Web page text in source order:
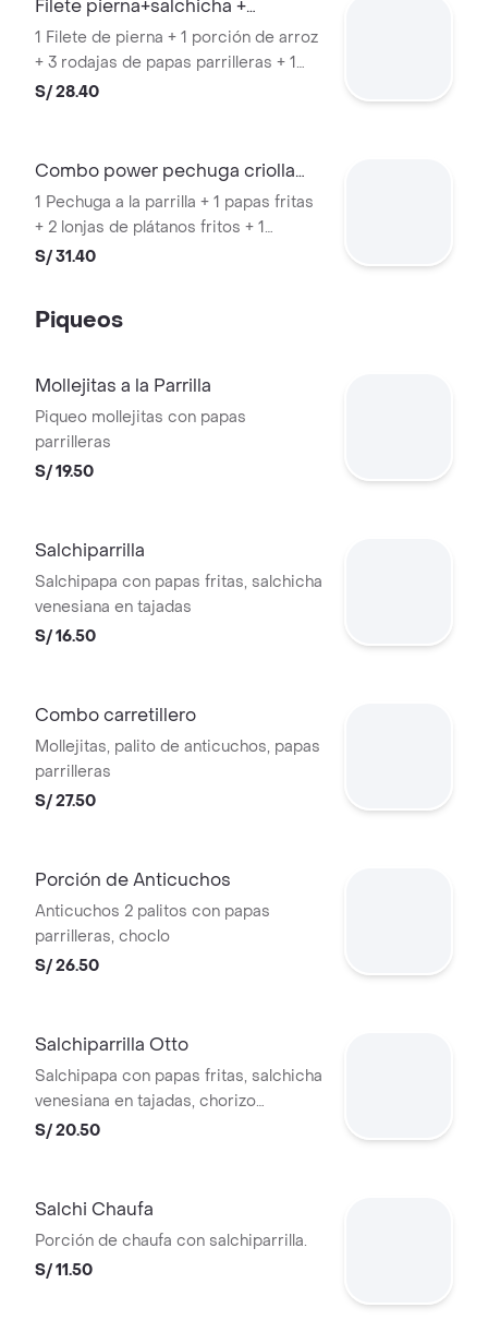
Filete pierna+salchicha +
ccola500ml
1 Filete de pierna + 1 porción de arroz
+ 3 rodajas de papas parrilleras + 1
salchicha vienesa. + gaseosa
S/ 28.40
Combo power pechuga criolla
+coca cola
1 Pechuga a la parrilla + 1 papas fritas
+ 2 lonjas de plátanos fritos + 1
porción de arroz. + gaseosa coca
S/ 31.40
Piqueos
Mollejitas a la Parrilla
Piqueo mollejitas con papas
parrilleras
S/ 19.50
Salchiparrilla
Salchipapa con papas fritas, salchicha
venesiana en tajadas
S/ 16.50
Combo carretillero
Mollejitas, palito de anticuchos, papas
parrilleras
S/ 27.50
Porción de Anticuchos
Anticuchos 2 palitos con papas
parrilleras, choclo
S/ 26.50
Salchiparrilla Otto
Salchipapa con papas fritas, salchicha
venesiana en tajadas, chorizo
parrillero, huevo frito
S/ 20.50
Salchi Chaufa
Porción de chaufa con salchiparrilla.
S/ 11.50